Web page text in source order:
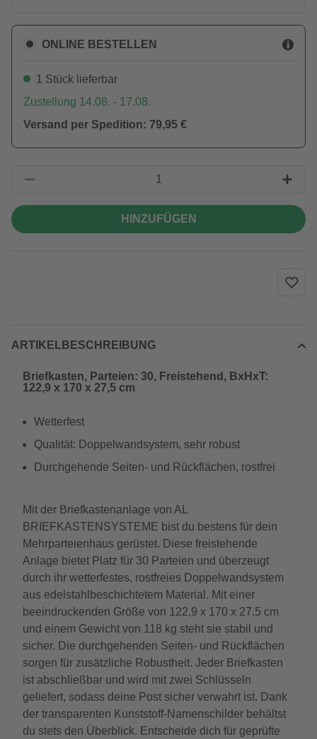
ONLINE BESTELLEN
1 Stück lieferbar
Zustellung 14.08. - 17.08.
Versand per Spedition: 79,95 €
HINZUFÜGEN
ARTIKELBESCHREIBUNG
Briefkasten, Parteien: 30, Freistehend, BxHxT:
122,9 x 170 x 27,5 cm
Wetterfest
Qualität: Doppelwandsystem, sehr robust
Durchgehende Seiten- und Rückflächen, rostfrei
Mit der Briefkastenanlage von AL
BRIEFKASTENSYSTEME bist du bestens für dein
Mehrparteienhaus gerüstet. Diese freistehende
Anlage bietet Platz für 30 Parteien und überzeugt
durch ihr wetterfestes, rostfreies Doppelwandsystem
aus edelstahlbeschichtetem Material. Mit einer
beeindruckenden Größe von 122,9 x 170 x 27,5 cm
und einem Gewicht von 118 kg steht sie stabil und
sicher. Die durchgehenden Seiten- und Rückflächen
sorgen für zusätzliche Robustheit. Jeder Briefkasten
ist abschließbar und wird mit zwei Schlüsseln
geliefert, sodass deine Post sicher verwahrt ist. Dank
der transparenten Kunststoff-Namenschilder behältst
du stets den Überblick. Entscheide dich für geprüfte